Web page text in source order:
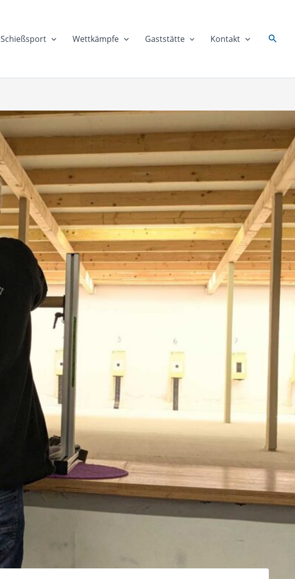
Schießsport Wettkämpfe Gaststätte Kontakt